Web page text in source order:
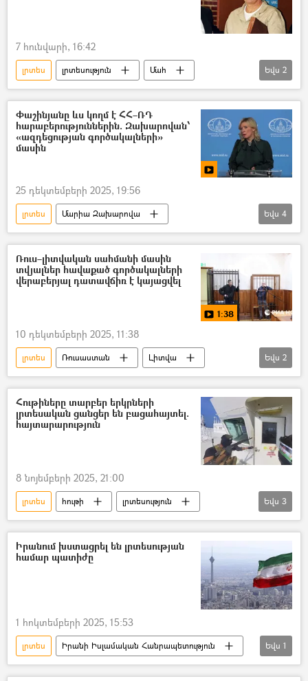
7 հունվարի, 16:42
լրտես լրտեսություն
Մահ
ԽՍՀՄ
ԱՄՆ Օլդրիչ Էյմս
Եվս 2
Փաշինյանը ևս կողմ է ՀՀ–ՌԴ
հարաբերություններին. Զախարովան՝
«ազդեցության գործակալների»
մասին
25 դեկտեմբերի 2025, 19:56
լրտես
Մարիա Զախարովա
Տեսանյութեր
տեսանյութ
Գործակալ
Ռուսաստան
Հայաստան
Եվս 4
Ռուս–լիտվական սահմանի մասին
տվյալներ հավաքած գործակալների
վերաբերյալ դատավճիռ է կայացվել
1:38
10 դեկտեմբերի 2025, 11:38
լրտես Ռուսաստան
Լիտվա
Անվտանգության դաշնային ծառայություն (ԱԴԾ)
Սահման
Եվս 2
Հութիները տարբեր երկրների
լրտեսական ցանցեր են բացահայտել.
հայտարարություն
8 նոյեմբերի 2025, 21:00
լրտես հութի
լրտեսություն
Սաուդյան Արաբիա
Եմեն Իսրայել
Եվս 3
Իրանում խստացրել են լրտեսության
համար պատիժը
1 հոկտեմբերի 2025, 15:53
լրտես
Իրանի Իսլամական Հանրապետություն
լրտեսություն
Եվս 1